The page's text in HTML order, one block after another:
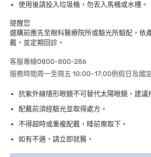
使用後請投入垃圾桶，勿丟入馬桶或水槽。
提醒您
選購前應先至眼科醫療院所或驗光所驗配，依
戴，並定期回診。
客服專線0800-800-286
服務時間周一至周五 10:00~17:00例假日及國
抗紫外線隱形眼鏡不可替代太陽眼鏡，建議
配戴前須經驗光並取得處方。
不得超時或重複配戴，睡前需取下。
如有不適，請立即就醫。